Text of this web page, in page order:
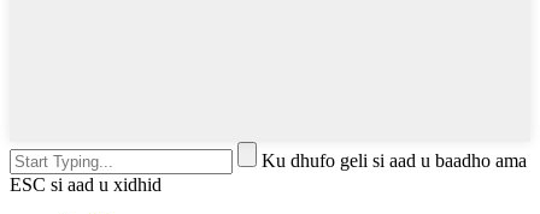
Ku dhufo geli si aad u baadho ama
ESC si aad u xidhid